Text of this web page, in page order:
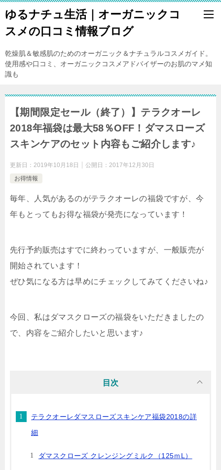
ゆるナチュ生活｜オーガニックコ
スメの口コミ情報ブログ
乾燥肌＆敏感肌のためのオーガニック＆ナチュラルコスメガイド。
使用感や口コミ、オーガニックコスメアドバイザーのお肌のマメ知
識も
【期間限定セール（終了）】テラクオーレ
2018年福袋は最大58％OFF！ダマスローズ
スキンケアのセット内容もご紹介します♪
更新日： 2019年10月18日 公開日： 2017年12月30日
お得情報
毎年、人気があるのがテラクオーレの福袋ですが、今
年もとってもお得な福袋が発売になっています！
先行予約販売はすでに終わっていますが、一般販売が
開始されています！
ぜひ気になる方は早めにチェックしてみてくださいね♪
今回、私はダマスクローズの福袋をいただきましたの
で、内容をご紹介したいと思います♪
目次
テラクオーレダマスローズスキンケア福袋2018の詳
細
ダマスクローズ クレンジングミルク（125ｍL）